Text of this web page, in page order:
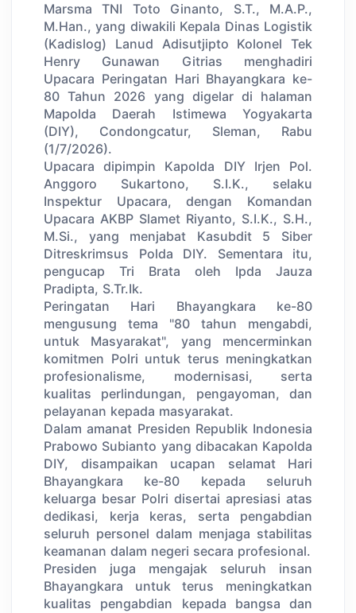
Marsma TNI Toto Ginanto, S.T., M.A.P.,
M.Han., yang diwakili Kepala Dinas Logistik
(Kadislog) Lanud Adisutjipto Kolonel Tek
Henry Gunawan Gitrias menghadiri
Upacara Peringatan Hari Bhayangkara ke-
80 Tahun 2026 yang digelar di halaman
Mapolda Daerah Istimewa Yogyakarta
(DIY), Condongcatur, Sleman, Rabu
(1/7/2026).
Upacara dipimpin Kapolda DIY Irjen Pol.
Anggoro Sukartono, S.I.K., selaku
Inspektur Upacara, dengan Komandan
Upacara AKBP Slamet Riyanto, S.I.K., S.H.,
M.Si., yang menjabat Kasubdit 5 Siber
Ditreskrimsus Polda DIY. Sementara itu,
pengucap Tri Brata oleh Ipda Jauza
Pradipta, S.Tr.Ik.
Peringatan Hari Bhayangkara ke-80
mengusung tema "80 tahun mengabdi,
untuk Masyarakat", yang mencerminkan
komitmen Polri untuk terus meningkatkan
profesionalisme, modernisasi, serta
kualitas perlindungan, pengayoman, dan
pelayanan kepada masyarakat.
Dalam amanat Presiden Republik Indonesia
Prabowo Subianto yang dibacakan Kapolda
DIY, disampaikan ucapan selamat Hari
Bhayangkara ke-80 kepada seluruh
keluarga besar Polri disertai apresiasi atas
dedikasi, kerja keras, serta pengabdian
seluruh personel dalam menjaga stabilitas
keamanan dalam negeri secara profesional.
Presiden juga mengajak seluruh insan
Bhayangkara untuk terus meningkatkan
kualitas pengabdian kepada bangsa dan